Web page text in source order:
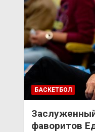
БАСКЕТБОЛ
фаворитов